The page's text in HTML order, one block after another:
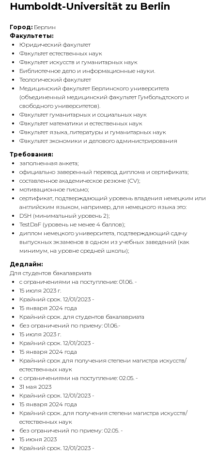
Humboldt-Universität zu Berlin
Город: Берлин
Факультеты:
Юридический факультет
Факультет естественных наук
Факультет искусств и гуманитарных наук
Библиотечное дело и информационные науки.
Теологический факультет
Медицинский факультет Берлинского университета
(объединенный медицинский факультет Гумбольдтского и
свободного университетов).
Факультет гуманитарных и социальных наук
Факультет математики и естественных наук
Факультет языка, литературы и гуманитарных наук
Факультет экономики и делового администрирования
Требования:
заполненная анкета;
официально заверенный перевод диплома и сертификата;
составленное академическое резюме (CV);
мотивационное письмо;
сертификат, подтверждающий уровень владения немецким или
английским языком, например, для немецкого языка это:
DSH (минимальный уровень 2);
TestDaF (уровень не менее 4 баллов);
диплом немецкого университета, подтверждающий сдачу
выпускных экзаменов в одном из учебных заведений (как
минимум, на уровне средней школы);
Дедлайн:
Для студентов бакалавриата
с ограничениями на поступление: 01.06. -
15 июля 2023 г.
Крайний срок. 12/01/2023 -
15 января 2024 года
Крайний срок. для студентов бакалавриата
без ограничений по приему: 01.06.-
15 июля 2023 г.
Крайний срок. 12/01/2023 -
15 января 2024 года
Крайний срок для получения степени магистра искусств/
естественных наук
с ограничениями на поступление: 02.05. -
31 мая 2023
Крайний срок. 12/01/2023 -
15 января 2024 года
Крайний срок. для получения степени магистра искусств/
естественных наук
без ограничений по приему: 02.05. -
15 июня 2023
Крайний срок. 12/01/2023 -